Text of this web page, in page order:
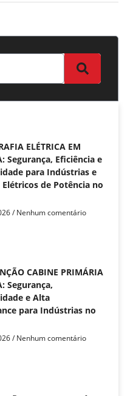
ELÉTRICA EM
Segurança, Eficiência e
para Indústrias e
Elétricos de Potência no
Nenhum comentário
CABINE PRIMÁRIA
Segurança,
e Alta
para Indústrias no
Nenhum comentário